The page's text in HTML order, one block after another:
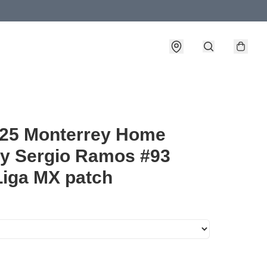
Monterrey Home
Sergio Ramos #93
MX patch